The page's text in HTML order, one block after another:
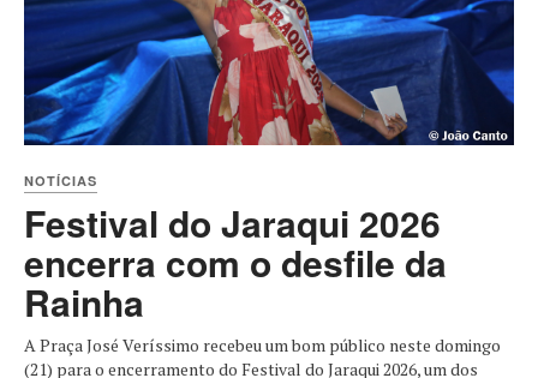
NOTÍCIAS
Festival do Jaraqui 2026
encerra com o desfile da
Rainha
A Praça José Veríssimo recebeu um bom público neste domingo
(21) para o encerramento do Festival do Jaraqui 2026, um dos